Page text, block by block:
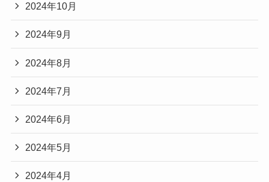
2024年10月
2024年9月
2024年8月
2024年7月
2024年6月
2024年5月
2024年4月